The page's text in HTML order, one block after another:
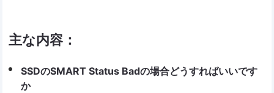
主な内容：
SSDのSMART Status Badの場合どうすればいいです
か